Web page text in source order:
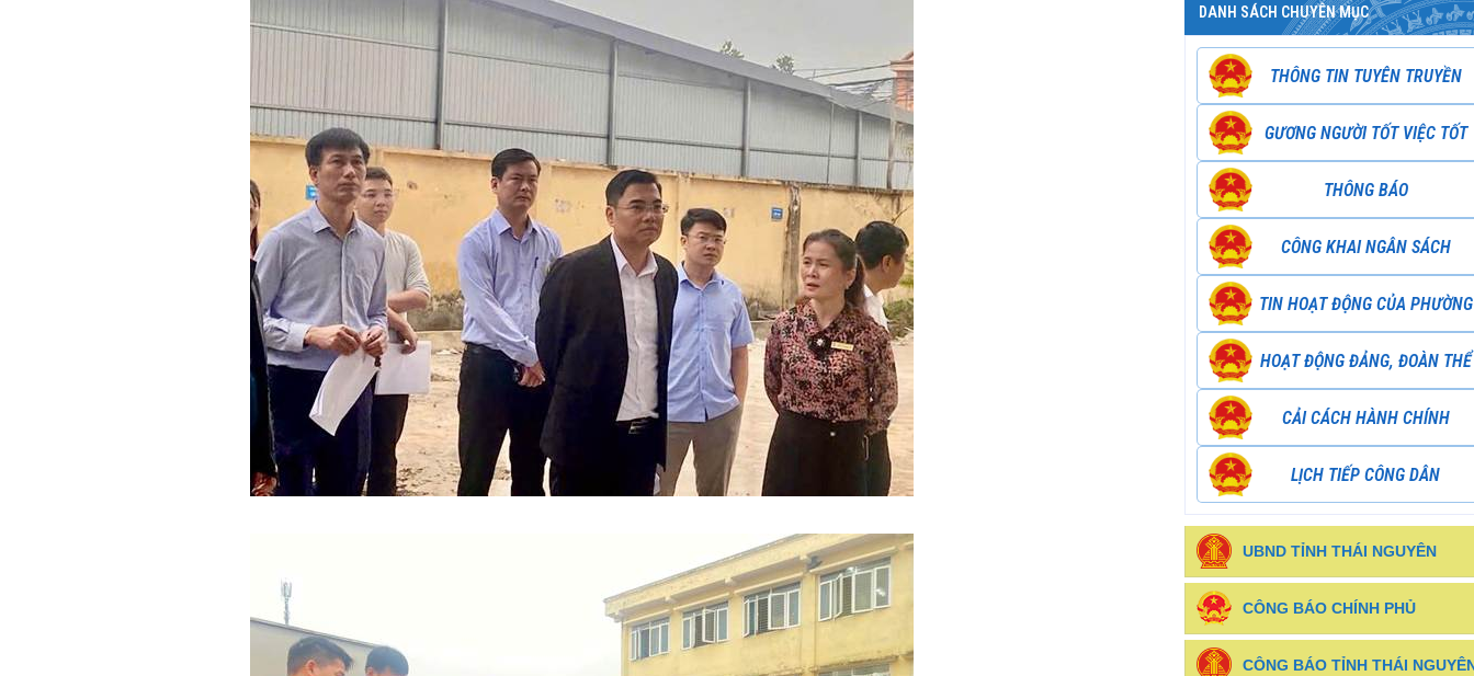
DANH SÁCH CHUYÊN MỤC
THÔNG TIN TUYÊN TRUYỀN
GƯƠNG NGƯỜI TỐT VIỆC TỐT
THÔNG BÁO
CÔNG KHAI NGÂN SÁCH
TIN HOẠT ĐỘNG CỦA PHƯỜNG
HOẠT ĐỘNG ĐẢNG, ĐOÀN THỂ
CẢI CÁCH HÀNH CHÍNH
LỊCH TIẾP CÔNG DÂN
UBND TỈNH THÁI NGUYÊN
CÔNG BÁO CHÍNH PHỦ
CÔNG BÁO TỈNH THÁI